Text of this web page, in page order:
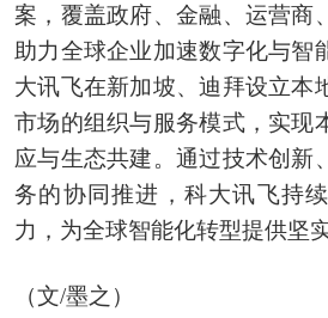
案，覆盖政府、金融、运营商
助力全球企业加速数字化与智
大讯飞在新加坡、迪拜设立本
市场的组织与服务模式，实现
应与生态共建。通过技术创新
务的协同推进，科大讯飞持
力，为全球智能化转型提供坚
（文/墨之）